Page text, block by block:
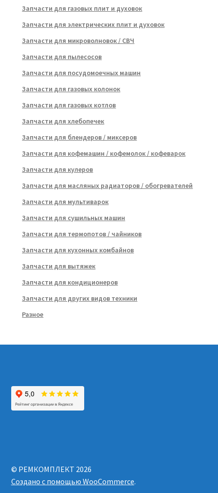
Запчасти для газовых плит и духовок
Запчасти для электрических плит и духовок
Запчасти для микроволновок / СВЧ
Запчасти для пылесосов
Запчасти для посудомоечных машин
Запчасти для газовых колонок
Запчасти для газовых котлов
Запчасти для хлебопечек
Запчасти для блендеров / миксеров
Запчасти для кофемашин / кофемолок / кофеварок
Запчасти для кулеров
Запчасти для масляных радиаторов / обогревателей
Запчасти для мультиварок
Запчасти для сушильных машин
Запчасти для термопотов / чайников
Запчасти для кухонных комбайнов
Запчасти для вытяжек
Запчасти для кондиционеров
Запчасти для других видов техники
Разное
© РЕМКОМПЛЕКТ 2026
Создано с помощью WooCommerce.